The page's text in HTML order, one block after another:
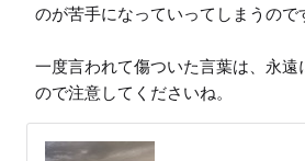
のが苦手になっていってしまうので
一度言われて傷ついた言葉は、永遠
ので注意してくださいね。